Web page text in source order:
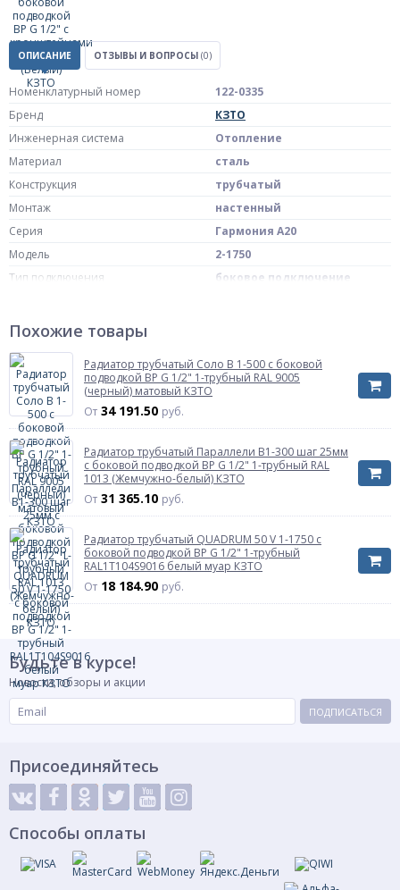
ОПИСАНИЕ ОТЗЫВЫ И ВОПРОСЫ (0)
Номенклатурный номер
122-0335
Бренд
КЗТО
Инженерная система
Отопление
Материал
сталь
Конструкция
трубчатый
Монтаж
настенный
Серия
Гармония А20
Модель
2-1750
Тип подключения
боковое подключение
Подключение к системе отопления
Терморегулятор
клапана
Крепеж
кронштейны - входят в
Количество труб в одной секции
Цвет
Масса нетто
25.5 кг
Страна происхождения
Количество секций
10 секций
Похожие товары
Радиатор трубчатый Соло В 1-500 с боковой
подводкой ВР G 1/2" 1-трубный RAL 9005
(черный) матовый КЗТО
От 34 191.50 руб.
Радиатор трубчатый Параллели В1-300 шаг 25мм
с боковой подводкой ВР G 1/2" 1-трубный RAL
1013 (Жемчужно-белый) КЗТО
От 31 365.10 руб.
Радиатор трубчатый QUADRUM 50 V 1-1750 с
боковой подводкой ВР G 1/2" 1-трубный
RAL1Т104S9016 белый муар КЗТО
От 18 184.90 руб.
Будьте в курсе!
Новости, обзоры и акции
ПОДПИСАТЬСЯ
Присоединяйтесь
Способы оплаты